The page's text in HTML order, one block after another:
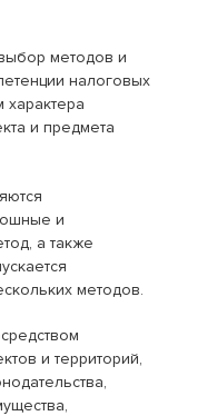
методов и
налоговых
характера
и предмета
и
а также
методов.
и территорий,